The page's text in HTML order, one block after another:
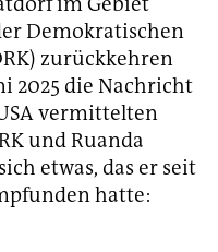
Demokratischen
zurückkehren
2025 die Nachricht
vermittelten
und Ruanda
etwas, das er seit
hatte: